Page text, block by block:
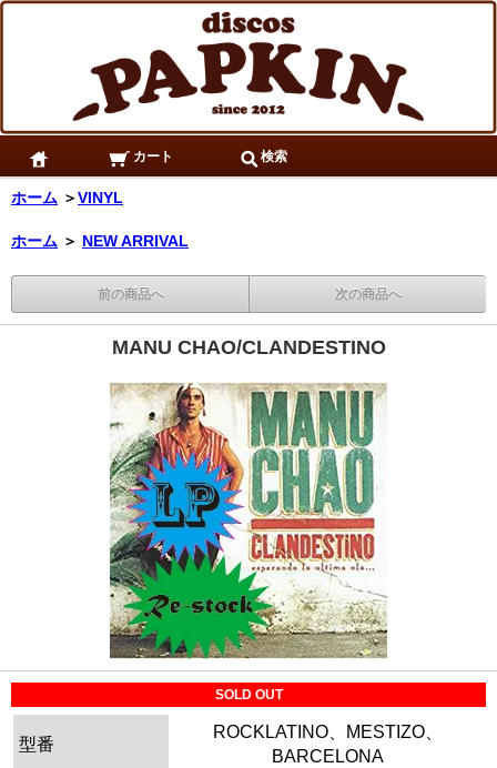
カート 検索
ホーム ＞VINYL
ホーム ＞ NEW ARRIVAL
前の商品へ 次の商品へ
MANU CHAO/CLANDESTINO
SOLD OUT
型番
ROCKLATINO、MESTIZO、
BARCELONA